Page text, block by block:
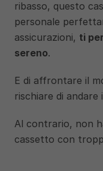
ribasso, questo
personale
assicurazioni, ti
sereno.
E di affrontare il
rischiare di andare
Al contrario, non
cassetto con